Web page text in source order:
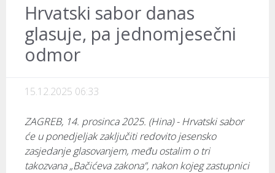
Hrvatski sabor danas
glasuje, pa jednomjesečni
odmor
15.12.2025 06:33
ZAGREB, 14. prosinca 2025. (Hina) - Hrvatski sabor
će u ponedjeljak zaključiti redovito jesensko
zasjedanje glasovanjem, među ostalim o tri
takozvana „Bačićeva zakona”, nakon kojeg zastupnici